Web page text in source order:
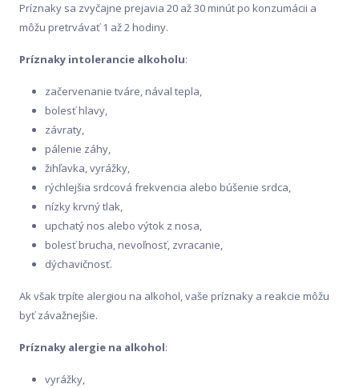
Príznaky sa zvyčajne prejavia 20 až 30 minút po konzumácii a
môžu pretrvávať 1 až 2 hodiny.
Príznaky intolerancie alkoholu:
začervenanie tváre, nával tepla,
bolesť hlavy,
závraty,
pálenie záhy,
žihľavka, vyrážky,
rýchlejšia srdcová frekvencia alebo búšenie srdca,
nízky krvný tlak,
upchatý nos alebo výtok z nosa,
bolesť brucha, nevoľnosť, zvracanie,
dýchavičnosť.
Ak však trpíte alergiou na alkohol, vaše príznaky a reakcie môžu
byť závažnejšie.
Príznaky alergie na alkohol:
vyrážky,